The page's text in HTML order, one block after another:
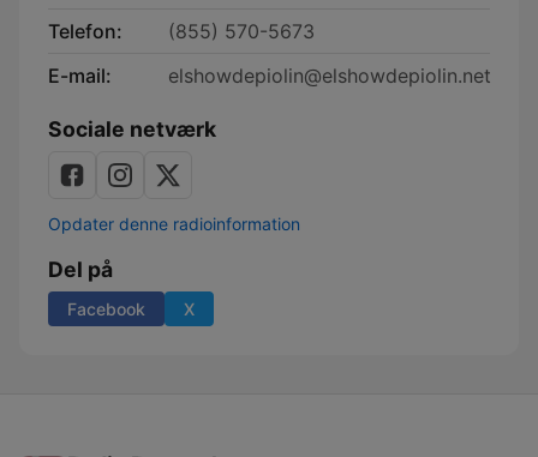
Telefon:
(855) 570-5673
E-mail:
elshowdepiolin@elshowdepiolin.net
Sociale netværk
Opdater denne radioinformation
Del på
Facebook X